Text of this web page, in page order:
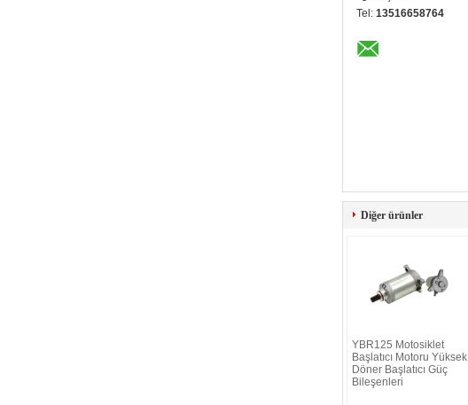
Tel: 13516658764
Diğer ürünler
YBR125 Motosiklet
Başlatıcı Motoru Yüksek
Döner Başlatıcı Güç
Bileşenleri